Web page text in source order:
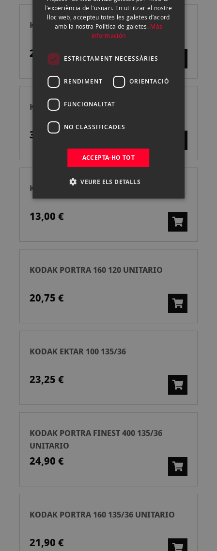
KODAK PORTRA 800 135/36 UNITARIO
27,90 €
KODAK EKTACHROME E-100 135/36
36,90 €
KODAK TRI-X 400 120 UNITARIO
13,00 €
KODAK PORTRA 160 120 UNITARIO
20,75 €
KODAK EKTAR 100 135/36
23,25 €
KODAK PORTRA FINEST 400 135/36
UNITARIO
24,90 €
KODAK PORTRA 160 135/36 UNITARIO
21,90 €
ENGLISH
CATALAN
l'experiència de l'usuari. En utilitzar el nostre
lloc web, accepteu totes les galetes d’acord
amb la nostra Política de galetes. Más
información
ESTRICTAMENT NECESSÀRIES
RENDIMENT ORIENTACIÓ
FUNCIONALITAT
NO CLASSIFICADES
ACCEPTA-HO TOT
VEURE ELS DETALLS